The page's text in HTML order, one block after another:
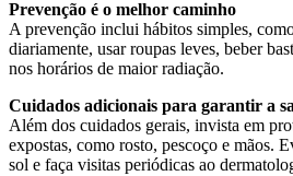
Prevenção é o melhor caminho
A prevenção inclui hábitos simples,
diariamente, usar roupas leves, beber
nos horários de maior radiação.
Cuidados adicionais para garantir a
Além dos cuidados gerais, invista em
expostas, como rosto, pescoço e mãos.
sol e faça visitas periódicas ao